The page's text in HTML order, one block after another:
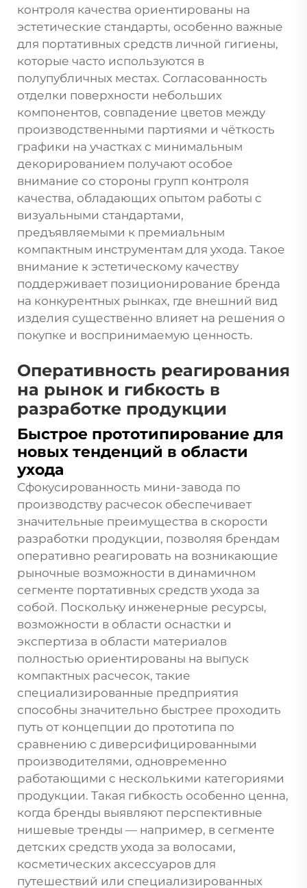
контроля качества ориентированы на
эстетические стандарты, особенно важные
для портативных средств личной гигиены,
которые часто используются в
полупубличных местах. Согласованность
отделки поверхности небольших
компонентов, совпадение цветов между
производственными партиями и чёткость
графики на участках с минимальным
декорированием получают особое
внимание со стороны групп контроля
качества, обладающих опытом работы с
визуальными стандартами,
предъявляемыми к премиальным
компактным инструментам для ухода. Такое
внимание к эстетическому качеству
поддерживает позиционирование бренда
на конкурентных рынках, где внешний вид
изделия существенно влияет на решения о
покупке и воспринимаемую ценность.
Оперативность реагирования
на рынок и гибкость в
разработке продукции
Быстрое прототипирование для
новых тенденций в области
ухода
Сфокусированность мини-завода по
производству расчесок обеспечивает
значительные преимущества в скорости
разработки продукции, позволяя брендам
оперативно реагировать на возникающие
рыночные возможности в динамичном
сегменте портативных средств ухода за
собой. Поскольку инженерные ресурсы,
возможности в области оснастки и
экспертиза в области материалов
полностью ориентированы на выпуск
компактных расчесок, такие
специализированные предприятия
способны значительно быстрее проходить
путь от концепции до прототипа по
сравнению с диверсифицированными
производителями, одновременно
работающими с несколькими категориями
продукции. Такая гибкость особенно ценна,
когда бренды выявляют перспективные
нишевые тренды — например, в сегменте
детских средств ухода за волосами,
косметических аксессуаров для
путешествий или специализированных